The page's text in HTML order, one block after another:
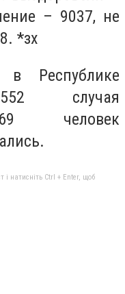
– 9037, не
*зх
Республике
552 случая
человек
і натисніть Ctrl + Enter, щоб